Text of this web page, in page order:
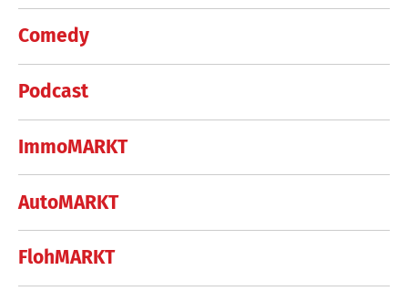
Comedy
Podcast
ImmoMARKT
AutoMARKT
FlohMARKT